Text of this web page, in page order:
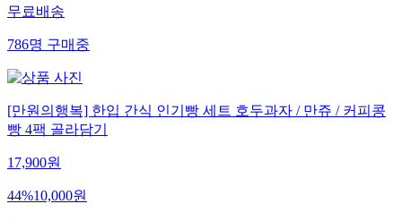
무료배송
786명 구매중
[만원의행복] 한입 간식 인기빵 세트 호두과자 / 만쥬 / 커피콩
빵 4팩 골라담기
17,900원
44%10,000원